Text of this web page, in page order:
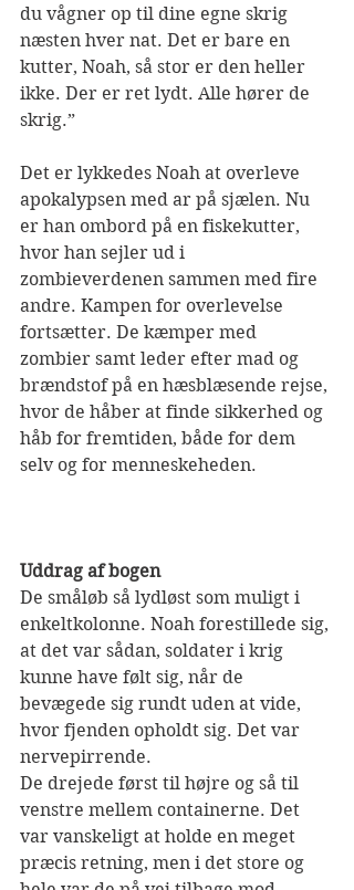
du vågner op til dine egne skrig
næsten hver nat. Det er bare en
kutter, Noah, så stor er den heller
ikke. Der er ret lydt. Alle hører de
skrig.”
Det er lykkedes Noah at overleve
apokalypsen med ar på sjælen. Nu
er han ombord på en fiskekutter,
hvor han sejler ud i
zombieverdenen sammen med fire
andre. Kampen for overlevelse
fortsætter. De kæmper med
zombier samt leder efter mad og
brændstof på en hæsblæsende rejse,
hvor de håber at finde sikkerhed og
håb for fremtiden, både for dem
selv og for menneskeheden.
Uddrag af bogen
De småløb så lydløst som muligt i
enkeltkolonne. Noah forestillede sig,
at det var sådan, soldater i krig
kunne have følt sig, når de
bevægede sig rundt uden at vide,
hvor fjenden opholdt sig. Det var
nervepirrende.
De drejede først til højre og så til
venstre mellem containerne. Det
var vanskeligt at holde en meget
præcis retning, men i det store og